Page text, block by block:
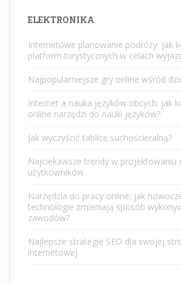
ELEKTRONIKA
Internetowe planowanie podróży: jak
platform turystycznych w celach
Najpopularniejsze gry online wśród
Internet a nauka języków obcych: jak
online narzędzi do nauki języków?
Jak wyczyścić tablicę suchościeralną?
Najciekawsze trendy w projektowaniu
użytkowników
Narzędzia do pracy online: jak
technologie zmieniają sposób
zawodów?
Najlepsze strategie SEO dla swojej
internetowej